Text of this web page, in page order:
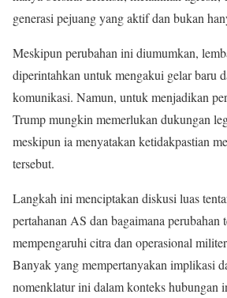
generasi pejuang yang aktif dan bukan
Meskipun perubahan ini diumumkan,
diperintahkan untuk mengakui gelar baru
komunikasi. Namun, untuk menjadikan
Trump mungkin memerlukan dukungan
meskipun ia menyatakan ketidakpastian
tersebut.
Langkah ini menciptakan diskusi luas
pertahanan AS dan bagaimana perubahan
mempengaruhi citra dan operasional
Banyak yang mempertanyakan implikasi
nomenklatur ini dalam konteks hubungan